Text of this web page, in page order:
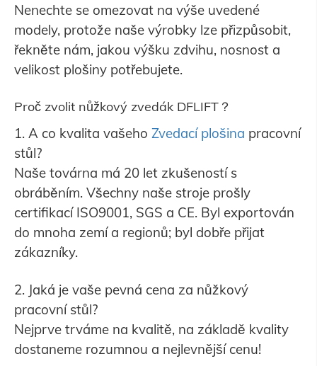
Nenechte se omezovat na výše uvedené
modely, protože naše výrobky lze přizpůsobit,
řekněte nám, jakou výšku zdvihu, nosnost a
velikost plošiny potřebujete.
Proč zvolit nůžkový zvedák DFLIFT？
1. A co kvalita vašeho Zvedací plošina pracovní
stůl?
Naše továrna má 20 let zkušeností s
obráběním. Všechny naše stroje prošly
certifikací ISO9001, SGS a CE. Byl exportován
do mnoha zemí a regionů; byl dobře přijat
zákazníky.
2. Jaká je vaše pevná cena za nůžkový
pracovní stůl?
Nejprve trváme na kvalitě, na základě kvality
dostaneme rozumnou a nejlevnější cenu!